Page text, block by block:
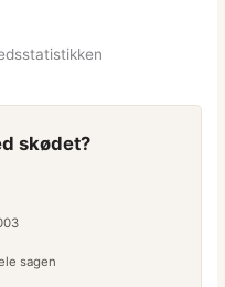
skødet?
sagen